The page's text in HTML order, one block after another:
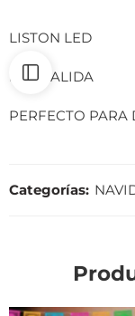
LISTON LED
LUZ CALIDA
PERFECTO PARA
Categorías: